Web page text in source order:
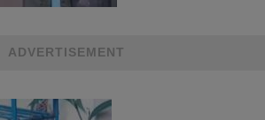
ADVERTISEMENT